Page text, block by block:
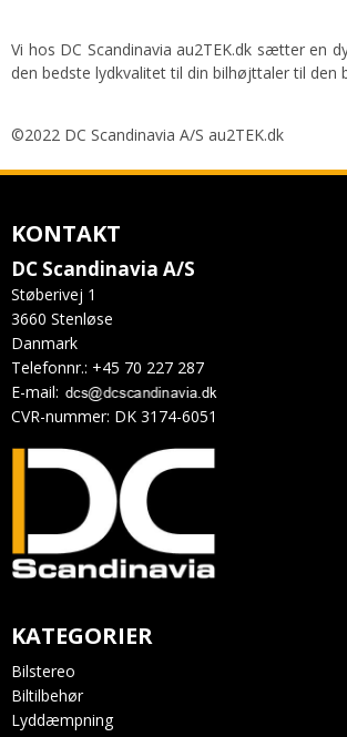
Vi hos DC Scandinavia au2TEK.dk sætter en
den bedste lydkvalitet til din bilhøjttaler til den
©2022 DC Scandinavia A/S au2TEK.dk
KONTAKT
DC Scandinavia A/S
Støberivej 1
3660 Stenløse
Danmark
Telefonnr.: +45 70 227 287
E-mail:
CVR-nummer: DK 3174-6051
KATEGORIER
Bilstereo
Biltilbehør
Lyddæmpning